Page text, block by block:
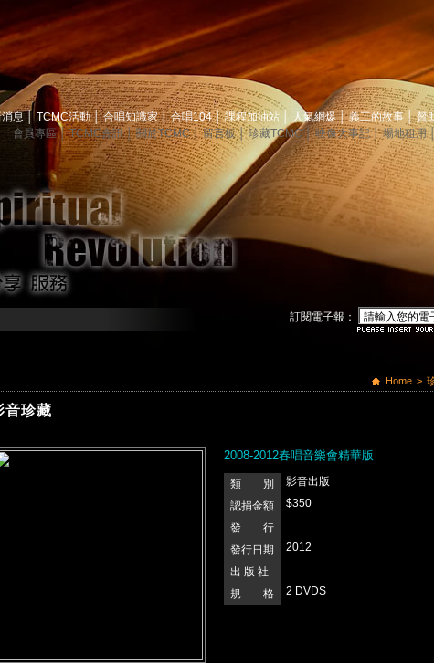
消息 TCMC活動│ 合唱知識家│ 合唱104│ 課程加油站 人氣網爆│ 義工的故事 │ 贊
會員專區│ TCMC會訊│ 關於TCMC│ 留言板│ 珍藏TCMC│ 映像大事記│ 場地租用
訂閱電子報：
Home >
音珍藏
2008-2012春唱音樂會精華版
類 別
影音出版
認捐金額
$350
發 行
發行日期
2012
出 版 社
規 格
2 DVDS